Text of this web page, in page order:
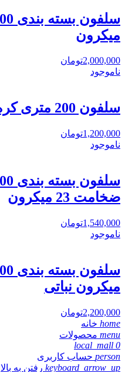
میکرون
2,000,000تومان
ناموجود
سلفون 200 متری کره ای
1,200,000تومان
ناموجود
ضخامت 23 میکرون
1,540,000تومان
ناموجود
میکرون نباتی
2,200,000تومان
home خانه
menu محصولات
local_mall 0
person حساب کاربری
keyboard_arrow_up رفتن به بالا